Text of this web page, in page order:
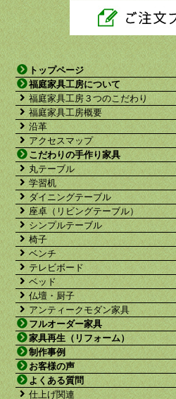
トップページ
福庭家具工房について
福庭家具工房３つのこだわり
福庭家具工房概要
沿革
アクセスマップ
こだわりの手作り家具
丸テーブル
学習机
ダイニングテーブル
座卓（リビングテーブル）
シンプルテーブル
椅子
ベンチ
テレビボード
ベッド
仏壇・厨子
アンティークモダン家具
フルオーダー家具
家具再生（リフォーム）
制作事例
お客様の声
よくある質問
仕上げ関連